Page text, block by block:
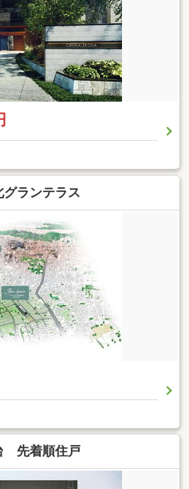
ランテラス
先着順住戸